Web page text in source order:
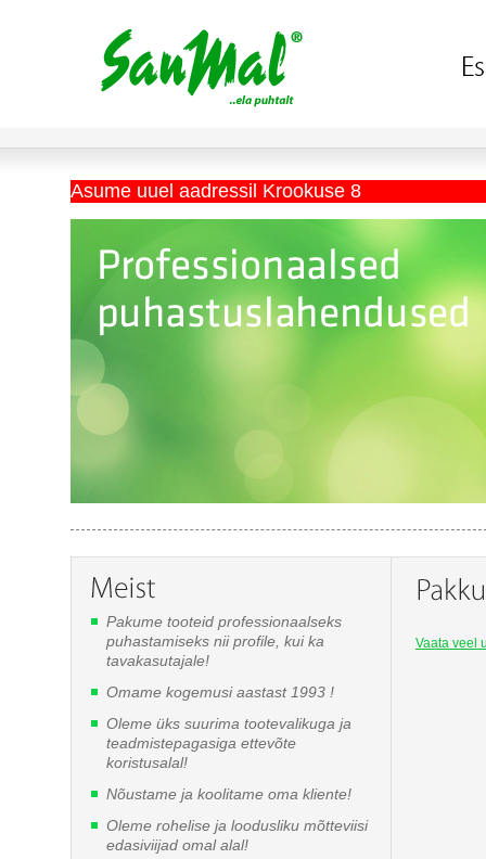
Asume uuel aadressil Krookuse 8
Vaata veel
Pakume tooteid professionaalseks
puhastamiseks nii profile, kui ka
tavakasutajale!
Omame kogemusi aastast 1993 !
Oleme üks suurima tootevalikuga ja
teadmistepagasiga ettevõte
koristusalal!
Nõustame ja koolitame oma kliente!
Oleme rohelise ja loodusliku mõtteviisi
edasiviijad omal alal!